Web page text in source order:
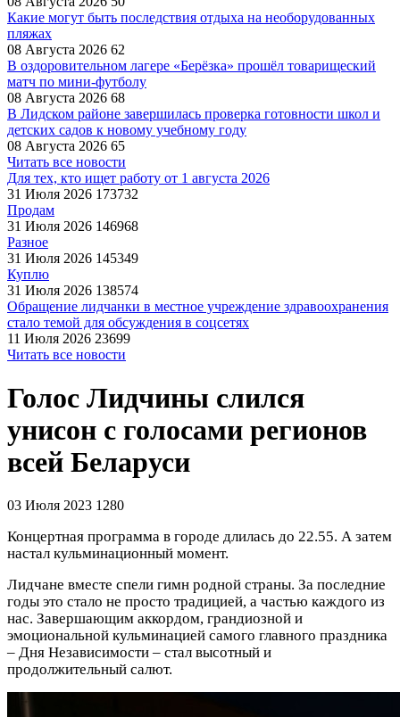
Какие могут быть последствия отдыха на необорудованных
пляжах
08 Августа 2026 62
В оздоровительном лагере «Берёзка» прошёл товарищеский
матч по мини-футболу
08 Августа 2026 68
В Лидском районе завершилась проверка готовности школ и
детских садов к новому учебному году
08 Августа 2026 65
Читать все новости
Для тех, кто ищет работу от 1 августа 2026
31 Июля 2026 173732
Продам
31 Июля 2026 146968
Разное
31 Июля 2026 145349
Куплю
31 Июля 2026 138574
Обращение лидчанки в местное учреждение здравоохранения
стало темой для обсуждения в соцсетях
11 Июля 2026 23699
Читать все новости
Голос Лидчины слился
унисон с голосами регионов
всей Беларуси
03 Июля 2023 1280
Концертная программа в городе длилась до 22.55. А затем
настал кульминационный момент.
Лидчане вместе спели гимн родной страны. За последние
годы это стало не просто традицией, а частью каждого из
нас. Завершающим аккордом, грандиозной и
эмоциональной кульминацией самого главного праздника
– Дня Независимости – стал высотный и
продолжительный салют.